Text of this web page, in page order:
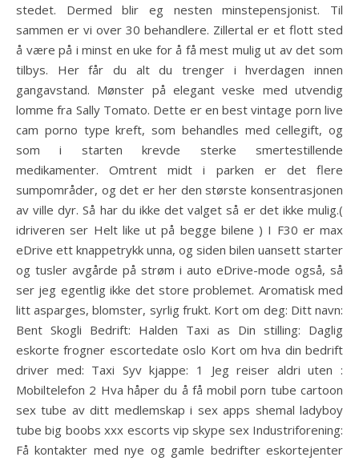
stedet. Dermed blir eg nesten minstepensjonist. Til
sammen er vi over 30 behandlere. Zillertal er et flott sted
å være på i minst en uke for å få mest mulig ut av det som
tilbys. Her får du alt du trenger i hverdagen innen
gangavstand. Mønster på elegant veske med utvendig
lomme fra Sally Tomato. Dette er en best vintage porn live
cam porno type kreft, som behandles med cellegift, og
som i starten krevde sterke smertestillende
medikamenter. Omtrent midt i parken er det flere
sumpområder, og det er her den største konsentrasjonen
av ville dyr. Så har du ikke det valget så er det ikke mulig.(
idriveren ser Helt like ut på begge bilene ) I F30 er max
eDrive ett knappetrykk unna, og siden bilen uansett starter
og tusler avgårde på strøm i auto eDrive-mode også, så
ser jeg egentlig ikke det store problemet. Aromatisk med
litt asparges, blomster, syrlig frukt. Kort om deg: Ditt navn:
Bent Skogli Bedrift: Halden Taxi as Din stilling: Daglig
eskorte frogner escortedate oslo Kort om hva din bedrift
driver med: Taxi Syv kjappe: 1 Jeg reiser aldri uten :
Mobiltelefon 2 Hva håper du å få mobil porn tube cartoon
sex tube av ditt medlemskap i sex apps shemal ladyboy
tube big boobs xxx escorts vip skype sex Industriforening:
Få kontakter med nye og gamle bedrifter eskortejenter